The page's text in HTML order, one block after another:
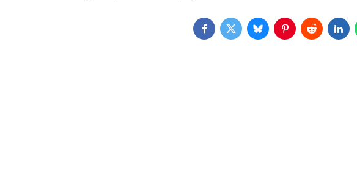
FacebookTwitterBlueskyPinterestReddit